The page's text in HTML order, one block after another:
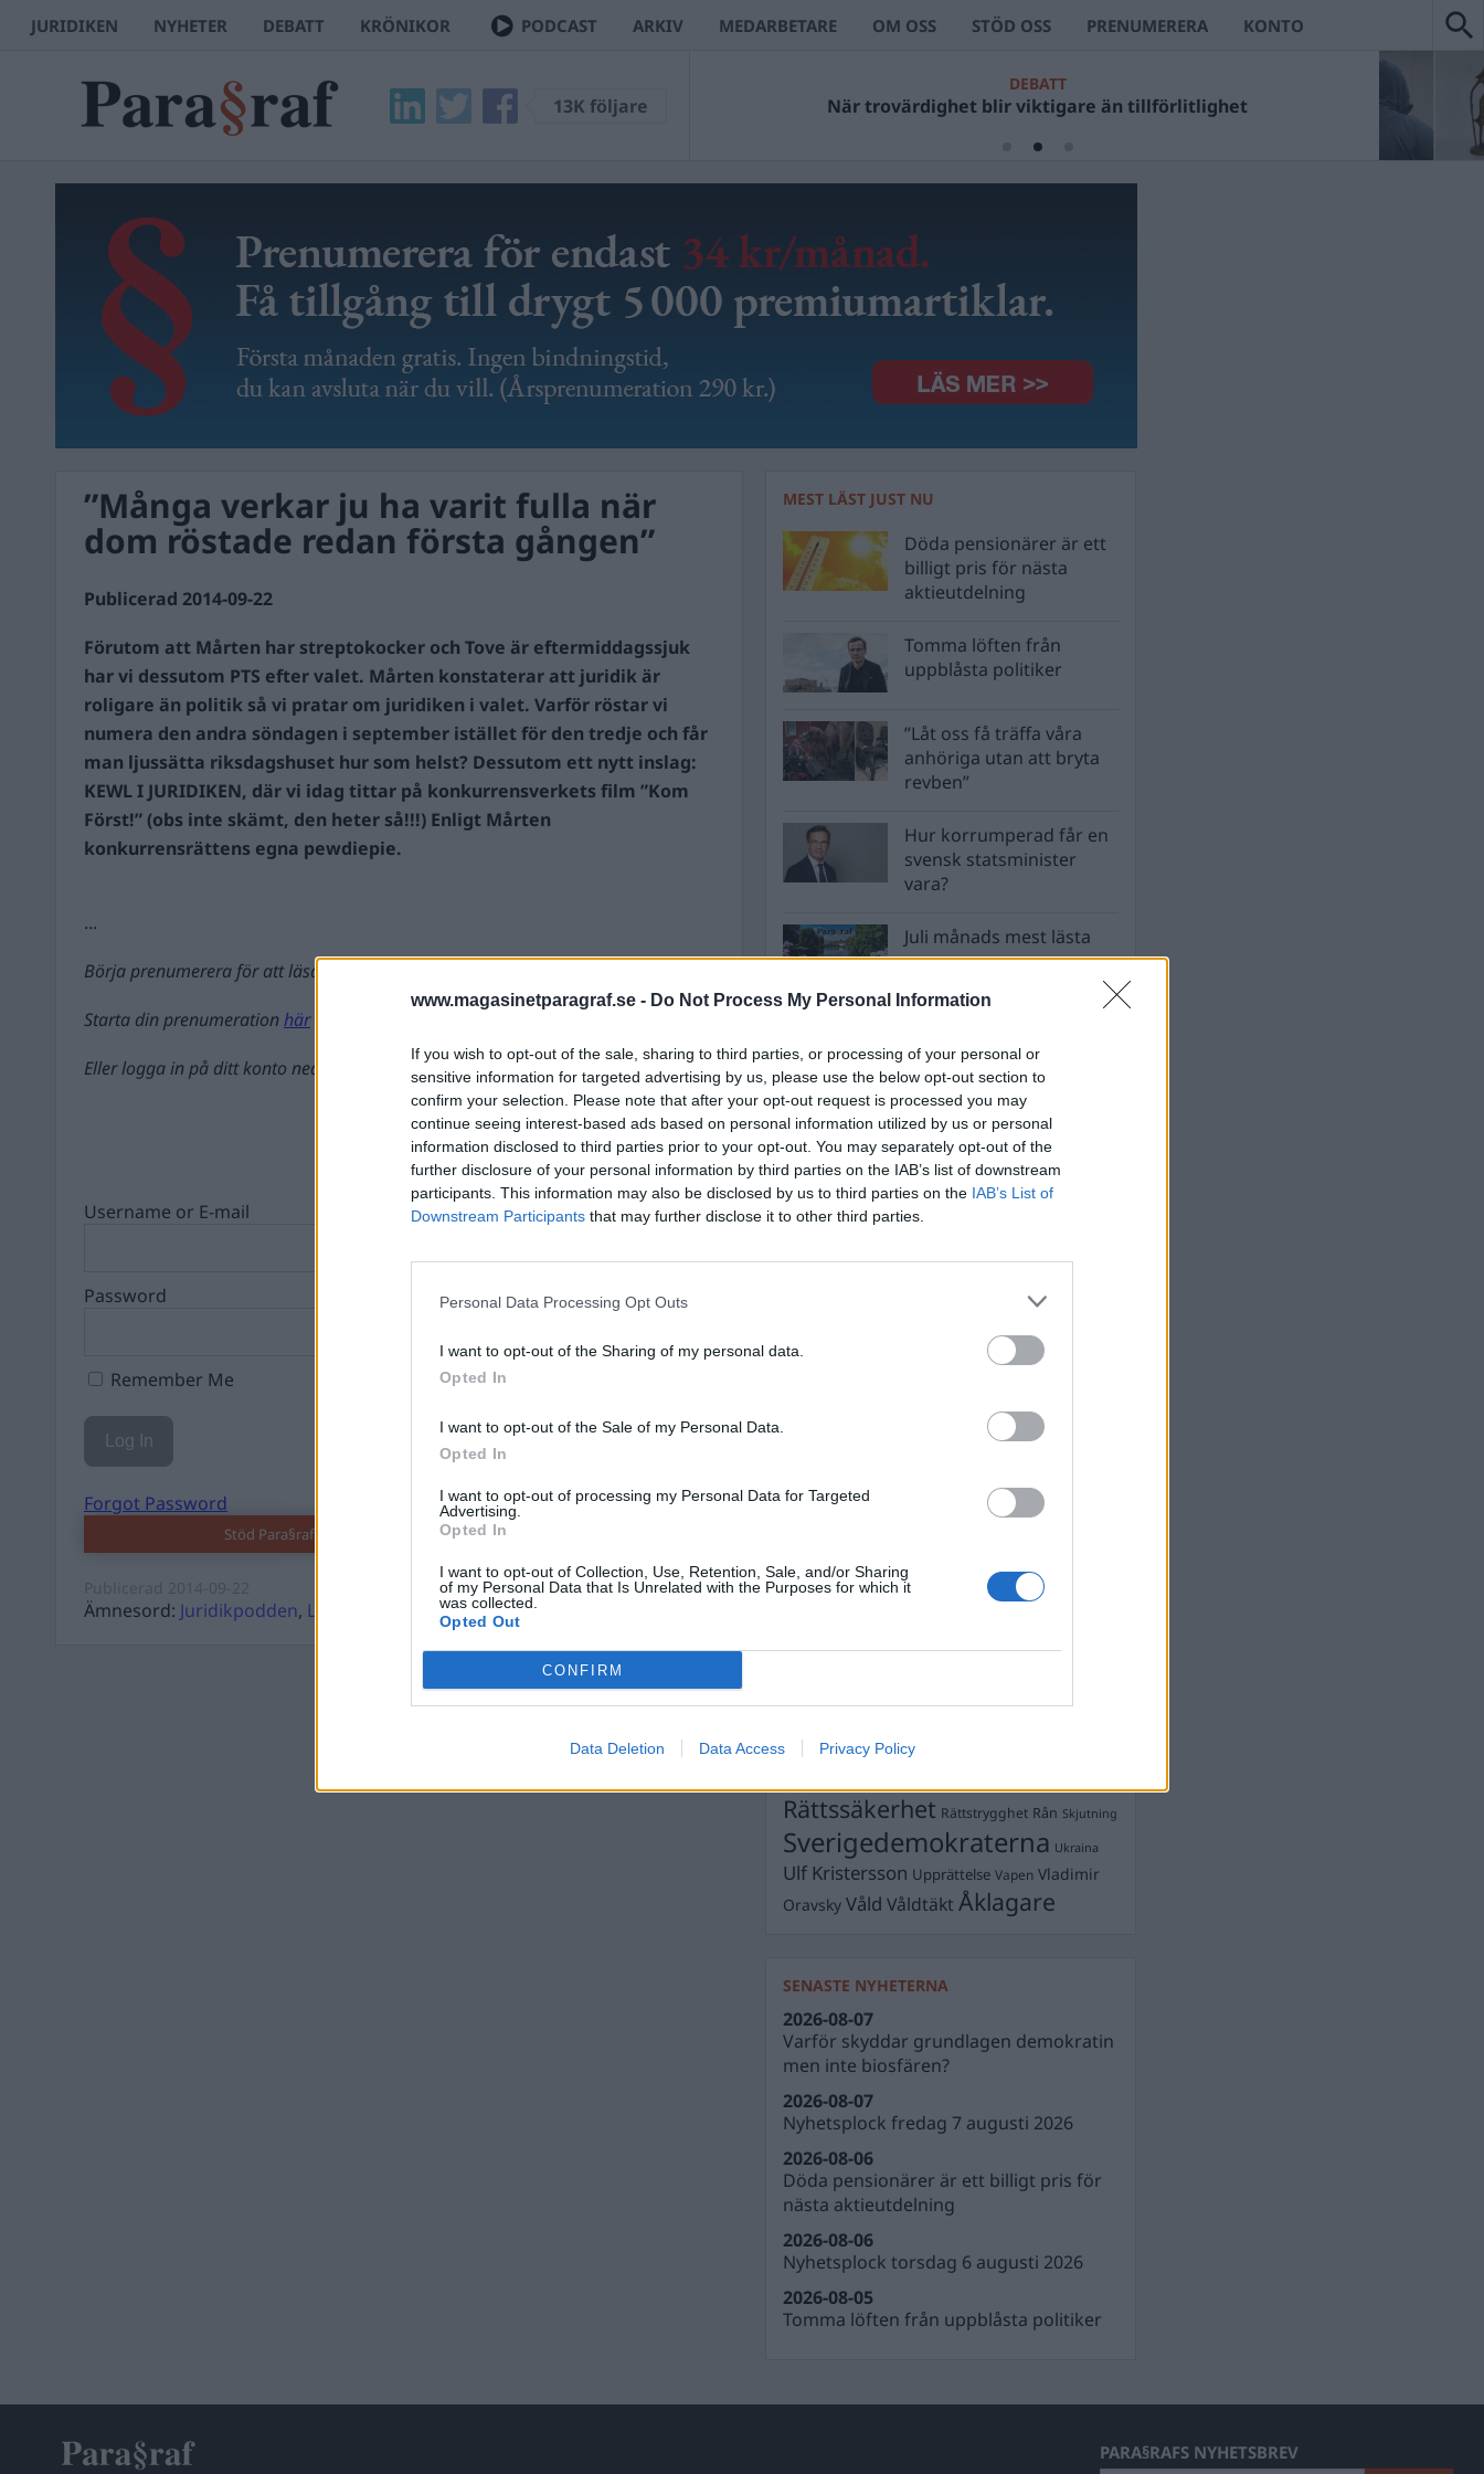
www.magasinetparagraf.se - Do Not Process My Personal Information
If you wish to opt-out of the sale, sharing to third parties, or processing of your personal or
sensitive information for targeted advertising by us, please use the below opt-out section to
confirm your selection. Please note that after your opt-out request is processed you may
continue seeing interest-based ads based on personal information utilized by us or personal
information disclosed to third parties prior to your opt-out. You may separately opt-out of the
further disclosure of your personal information by third parties on the IAB’s list of downstream
participants. This information may also be disclosed by us to third parties on the IAB’s List of
Downstream Participants that may further disclose it to other third parties.
Personal Data Processing Opt Outs
I want to opt-out of the Sharing of my personal data.
Opted In
I want to opt-out of the Sale of my Personal Data.
Opted In
I want to opt-out of processing my Personal Data for Targeted
Advertising.
Opted In
I want to opt-out of Collection, Use, Retention, Sale, and/or Sharing
of my Personal Data that Is Unrelated with the Purposes for which it
was collected.
Opted Out
CONFIRM
Data Deletion Data Access Privacy Policy
JURIDIKEN NYHETER DEBATT KRÖNIKOR PODCAST ARKIV MEDARBETARE OM OSS STÖD OSS PRENUMERERA KONTO
13K följare
DEBATT
När trovärdighet blir viktigare än tillförlitlighet
”Många verkar ju ha varit fulla när
dom röstade redan första gången”
Publicerad 2014-09-22
Förutom att Mårten har streptokocker och Tove är eftermiddagssjuk
har vi dessutom PTS efter valet. Mårten konstaterar att juridik är
roligare än politik så vi pratar om juridiken i valet. Varför röstar vi
numera den andra söndagen i september istället för den tredje och får
man ljussätta riksdagshuset hur som helst? Dessutom ett nytt inslag:
KEWL I JURIDIKEN, där vi idag tittar på konkurrensverkets film ”Kom
Först!” (obs inte skämt, den heter så!!!) Enligt Mårten
konkurrensrättens egna pewdiepie.
...
Börja prenumerera för att läsa detta innehåll.
Starta din prenumerationhär
Eller logga in på ditt konto nedan:
Username or E-mail
Password
Remember Me
Forgot Password
Stöd Para§raf – magasinet som hatas av högertrollen
Ämnesord: Juridikpodden, Lagar Mårten Schultz,Tove Lindgren
MEST LÄST JUST NU
Döda pensionärer är ett
billigt pris för nästa
aktieutdelning
Tomma löften från
uppblåsta politiker
”Låt oss få träffa våra
anhöriga utan att bryta
revben”
Hur korrumperad får en
svensk statsminister
vara?
Juli månads mest lästa
STÖD OSS
Stöd Para§rafs bevakning av rättssäkerheten
PRENUMERERA PÅ PARA§RAFS NYHETSBREV
Andreas
Börje R P Carlsson
Dick Sundevall
Ebba Busch
Jimmie Åkesson Kokainmålet
LagarMichael Pålsson
Mordförsök Nilsson-Larancuent
Silventoinen Petter Inedahl
Rättssäkerhet Rättstrygghet Rån Skjutning
Sverigedemokraterna Ukraina
Ulf Kristersson Upprättelse Vapen Vladimir
Oravsky Våld Våldtäkt Åklagare
SENASTE NYHETERNA
Varför skyddar grundlagen demokratin
men inte biosfären?
2026-08-07
Nyhetsplock fredag 7 augusti 2026
2026-08-07
Döda pensionärer är ett billigt pris för
nästa aktieutdelning
2026-08-06
Nyhetsplock torsdag 6 augusti 2026
2026-08-06
Tomma löften från uppblåsta politiker
2026-08-05
PARA§RAFS NYHETSBREV